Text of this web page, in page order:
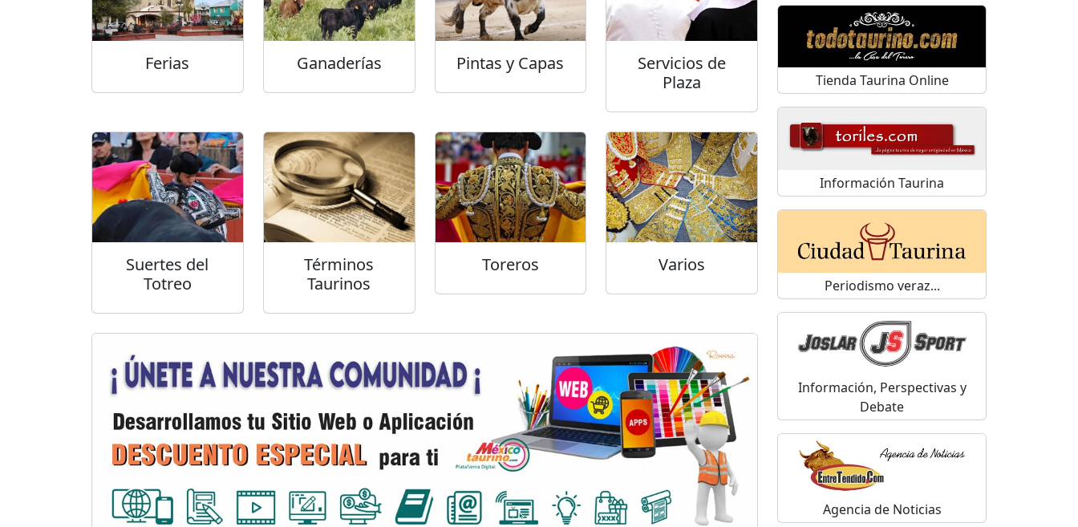
Ferias Ganaderías Pintas y Capas
Servicios de
Plaza
Suertes del
Totreo
Términos
Taurinos
Toreros Varios
Tienda Taurina Online
Información Taurina
Periodismo veraz...
Información, Perspectivas y
Debate
Agencia de Noticias